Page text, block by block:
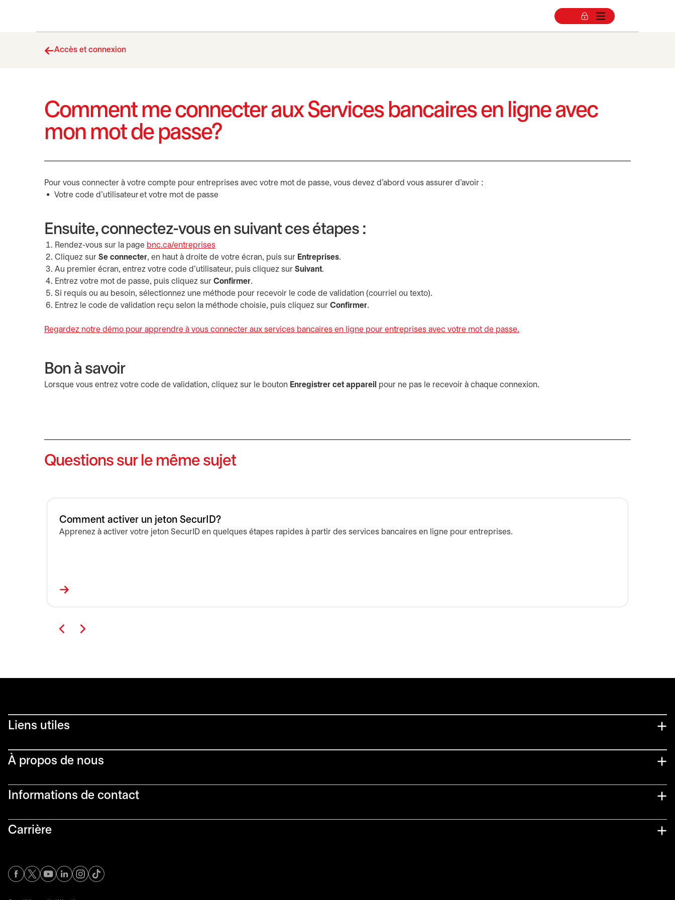
Accès et connexion
Comment me connecter aux Services bancaires en ligne avec
mon mot de passe?
Pour vous connecter à votre compte pour entreprises avec votre mot de passe, vous devez d’abord vous assurer d’avoir :
Votre code d’utilisateur et votre mot de passe
Ensuite, connectez-vous en suivant ces étapes :
Rendez-vous sur la page bnc.ca/entreprises
Cliquez sur Se connecter, en haut à droite de votre écran, puis sur Entreprises.
Au premier écran, entrez votre code d’utilisateur, puis cliquez sur Suivant.
Entrez votre mot de passe, puis cliquez sur Confirmer.
Si requis ou au besoin, sélectionnez une méthode pour recevoir le code de validation (courriel ou texto).
Entrez le code de validation reçu selon la méthode choisie, puis cliquez sur Confirmer.
Regardez notre démo pour apprendre à vous connecter aux services bancaires en ligne pour entreprises avec votre mot de passe.
Bon à savoir
Lorsque vous entrez votre code de validation, cliquez sur le bouton Enregistrer cet appareil pour ne pas le recevoir à chaque connexion.
Questions sur le même sujet
Comment activer un jeton SecurID?
Apprenez à activer votre jeton SecurID en quelques étapes rapides à partir des services bancaires en ligne pour entreprises.
Liens utiles​
À propos de nous
Informations de contact​
Carrière
s’ouvre dans un nouvel onglet
s’ouvre dans un nouvel onglet
s’ouvre dans un nouvel onglet
s’ouvre dans un nouvel onglet
s’ouvre dans un nouvel onglet